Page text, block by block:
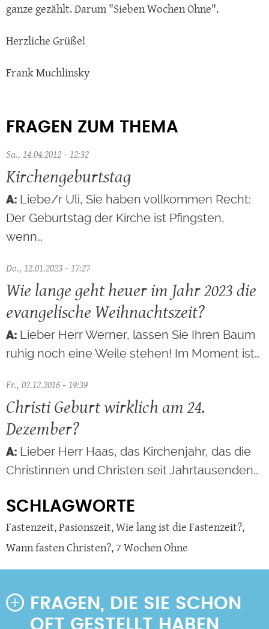
ganze gezählt. Darum "Sieben Wochen Ohne".
Herzliche Grüße!
Frank Muchlinsky
FRAGEN ZUM THEMA
Sa., 14.04.2012 - 12:32
Kirchengeburtstag
Liebe/r Uli, Sie haben vollkommen Recht:
Der Geburtstag der Kirche ist Pfingsten,
wenn…
Do., 12.01.2023 - 17:27
Wie lange geht heuer im Jahr 2023 die
evangelische Weihnachtszeit?
Lieber Herr Werner, lassen Sie Ihren Baum
ruhig noch eine Weile stehen! Im Moment ist…
Fr., 02.12.2016 - 19:39
Christi Geburt wirklich am 24.
Dezember?
Lieber Herr Haas, das Kirchenjahr, das die
Christinnen und Christen seit Jahrtausenden…
SCHLAGWORTE
Fastenzeit,Pasionszeit,Wie lang ist die Fastenzeit?,
Wann fasten Christen?,7 Wochen Ohne
FRAGEN, DIE SIE SCHON
OFT GESTELLT HABEN